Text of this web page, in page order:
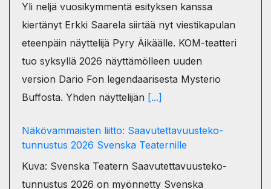
Yli neljä vuosikymmentä esityksen kanssa
kiertänyt Erkki Saarela siirtää nyt viestikapulan
eteenpäin näyttelijä Pyry Äikäälle. KOM-teatteri
tuo syksyllä 2026 näyttämölleen uuden
version Dario Fon legendaarisesta Mysterio
Buffosta. Yhden näyttelijän [...]
Näkövammaisten liitto: Saavutettavuusteko-
tunnustus 2026 Svenska Teaternille
Kuva: Svenska Teatern Saavutettavuusteko-
tunnustus 2026 on myönnetty Svenska